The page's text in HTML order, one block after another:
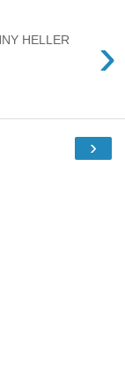
›
HELLER
›